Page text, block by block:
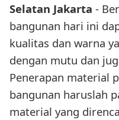
Selatan Jakarta -
bangunan hari ini
kualitas dan warna
dengan mutu dan
Penerapan material
bangunan haruslah
material yang